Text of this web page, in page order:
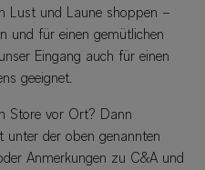
Lust und Laune shoppen –
und für einen gemütlichen
Eingang auch für einen
geeignet.
Store vor Ort? Dann
unter der oben genannten
Anmerkungen zu C&A und